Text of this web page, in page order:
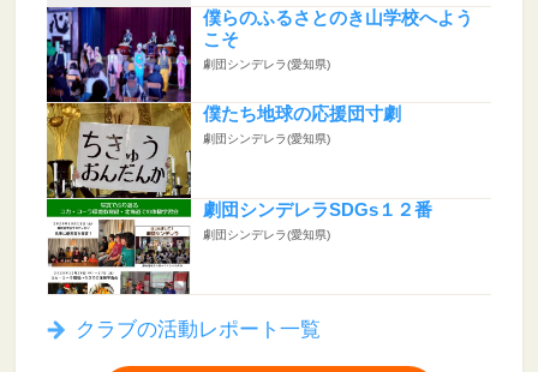
僕らのふるさとのき山学校へよう
こそ
劇団シンデレラ(愛知県)
僕たち地球の応援団寸劇
劇団シンデレラ(愛知県)
劇団シンデレラSDGs１２番
劇団シンデレラ(愛知県)
クラブの活動レポート一覧